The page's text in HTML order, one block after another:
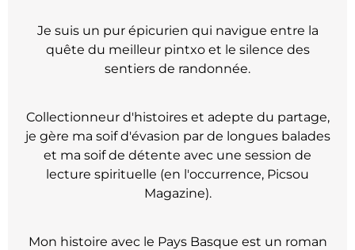
Je suis un pur épicurien qui navigue entre la
quête du meilleur pintxo et le silence des
sentiers de randonnée.
Collectionneur d'histoires et adepte du partage,
je gère ma soif d'évasion par de longues balades
et ma soif de détente avec une session de
lecture spirituelle (en l'occurrence, Picsou
Magazine).
Mon histoire avec le Pays Basque est un roman